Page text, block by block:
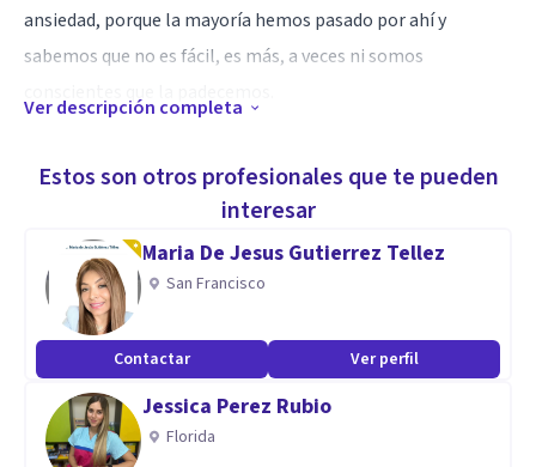
ansiedad, porque la mayoría hemos pasado por ahí y
sabemos que no es fácil, es más, a veces ni somos
Vamos encontrando respuestas a tus problemas,
analicemos y hagamos los cambios que tengamos que
¡Yo te ayudo!
Aptitudes
Soy psicóloga por la UNIVA en Guadalajara, Jalisco, México.,
posteriormente hice una maestría en Terapia Cognitiva por
Ver descripción completa
Estos son otros profesionales que te pueden
interesar
Maria De Jesus Gutierrez Tellez
San Francisco
Contactar Ver perfil
Jessica Perez Rubio
Florida